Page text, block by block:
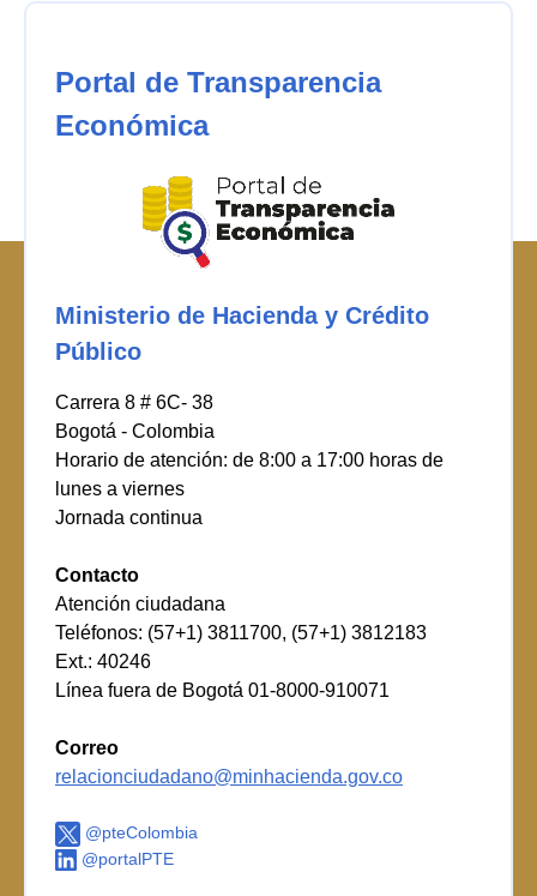
Portal de Transparencia
Económica
Ministerio de Hacienda y Crédito
Público
Carrera 8 # 6C- 38
Bogotá - Colombia
Horario de atención: de 8:00 a 17:00 horas de
lunes a viernes
Jornada continua
Contacto
Atención ciudadana
Teléfonos: (57+1) 3811700, (57+1) 3812183
Ext.: 40246
Línea fuera de Bogotá 01-8000-910071
Correo
relacionciudadano@minhacienda.gov.co
@pteColombia
@portalPTE